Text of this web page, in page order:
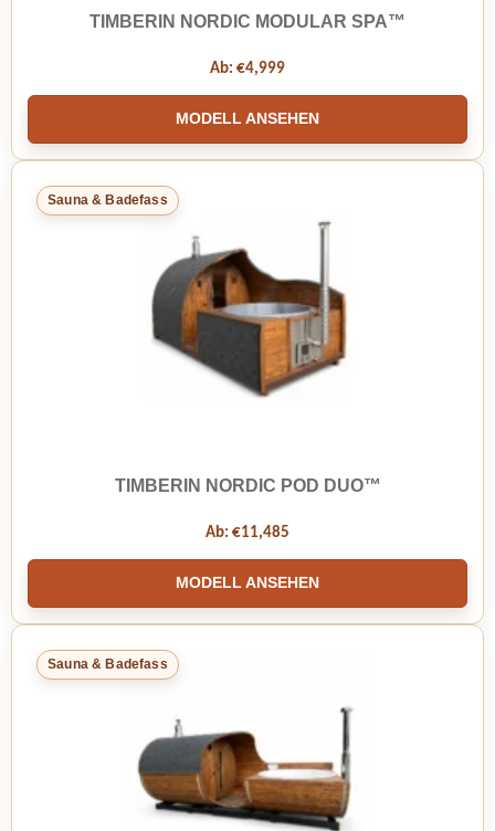
TIMBERIN NORDIC MODULAR SPA™
Ab: €4,999
MODELL ANSEHEN
Sauna & Badefass
TIMBERIN NORDIC POD DUO™
Ab: €11,485
MODELL ANSEHEN
Sauna & Badefass